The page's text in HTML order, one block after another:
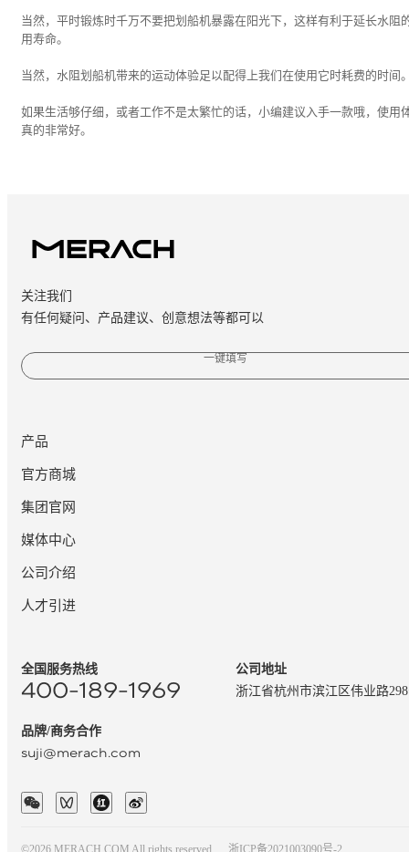
当然，平时锻炼时千万不要把划船机暴露在阳光下，这样有利于延长水阻
用寿命。
当然，水阻划船机带来的运动体验足以配得上我们在使用它时耗费的时间
如果生活够仔细，或者工作不是太繁忙的话，小编建议入手一款哦，使用
真的非常好。
关注我们
有任何疑问、产品建议、创意想法等都可以
一键填写
产品
官方商城
集团官网
媒体中心
公司介绍
人才引进
全国服务热线
400-189-1969
品牌/商务合作
suji@merach.com
公司地址
浙江省杭州市滨江区伟业路
©2026 MERACH.COM All rights reserved. 浙ICP备2021003090号-2